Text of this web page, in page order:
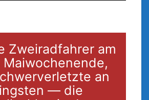
Zweiradfahrer am
an
— die